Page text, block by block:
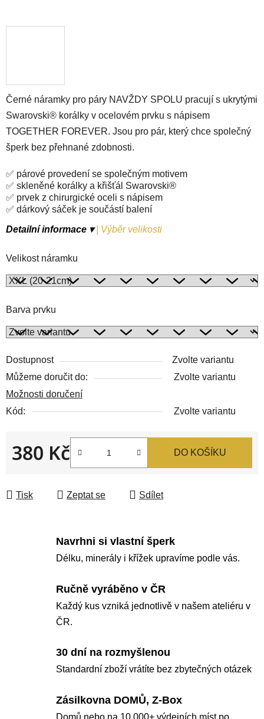
Černé náramky pro páry NAVŽDY SPOLU pracují s ukrytými
Swarovski® korálky v ocelovém prvku s nápisem
TOGETHER FOREVER. Jsou pro pár, který chce společný
šperk bez přehnané zdobnosti.
✅ párové provedení se společným motivem
✅ skleněné korálky a křišťál Swarovski®
✅ prvek z chirurgické oceli s nápisem
✅ dárkový sáček je součástí balení
Detailní informace ▾
Výběr velikosti
Velikost náramku
Barva prvku
Dostupnost
Zvolte variantu
Můžeme doručit do:
Zvolte variantu
Možnosti doručení
Kód:
Zvolte variantu
380 Kč DO KOŠÍKU
Tisk Zeptat se Sdílet
Navrhni si vlastní šperk
Délku, minerály i křížek upravíme podle vás.
Ručně vyráběno v ČR
Každý kus vzniká jednotlivě v našem ateliéru v
ČR.
30 dní na rozmyšlenou
Standardní zboží vrátíte bez zbytečných otázek
Zásilkovna DOMŮ, Z-Box
Domů nebo na 10 000+ výdejních míst po